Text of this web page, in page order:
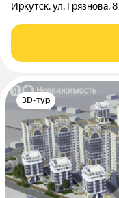
Иркутск, ул. Грязнова, 8
3D-тур